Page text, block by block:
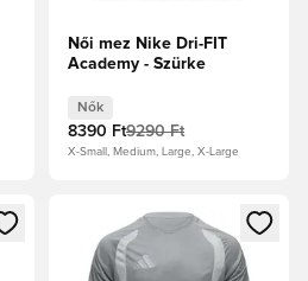
Női mez Nike Dri-FIT
Academy - Szürke
Nők
8390 Ft9290 Ft
X-Small, Medium, Large, X-Large
vagy a tagként
Megnyit egy modált a